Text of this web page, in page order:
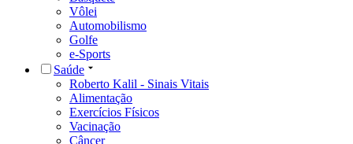
Vôlei
Automobilismo
Golfe
e-Sports
Saúde
Roberto Kalil - Sinais Vitais
Alimentação
Exercícios Físicos
Vacinação
Câncer